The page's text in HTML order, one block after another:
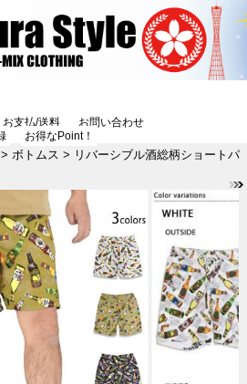
お支払/送料
お問い合わせ
お得なPoint！
> ボトムス > リバーシブル酒総柄ショートパ